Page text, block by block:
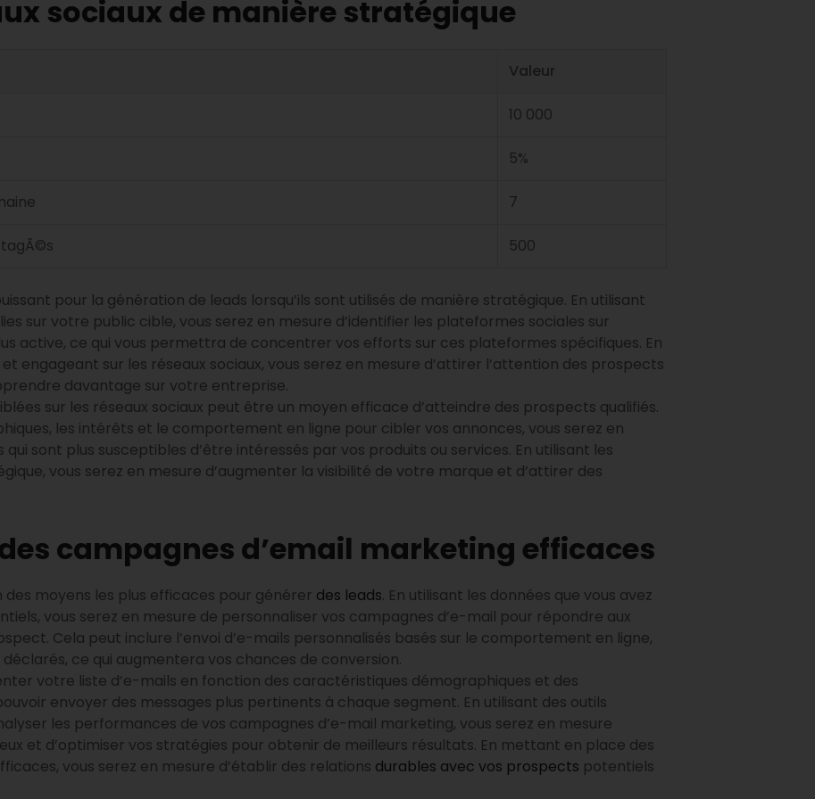
sociaux de manière stratégique
Valeur
10 000
5%
7
500
pour la génération de leads lorsqu’ils sont utilisés de manière stratégique. En utilisant
sur votre public cible, vous serez en mesure d’identifier les plateformes sociales sur
active, ce qui vous permettra de concentrer vos efforts sur ces plateformes spécifiques. En
engageant sur les réseaux sociaux, vous serez en mesure d’attirer l’attention des prospects
davantage sur votre entreprise.
sur les réseaux sociaux peut être un moyen efficace d’atteindre des prospects qualifiés.
les intérêts et le comportement en ligne pour cibler vos annonces, vous serez en
sont plus susceptibles d’être intéressés par vos produits ou services. En utilisant les
vous serez en mesure d’augmenter la visibilité de votre marque et d’attirer des
campagnes d’email marketing efficaces
moyens les plus efficaces pour générer des leads. En utilisant les données que vous avez
vous serez en mesure de personnaliser vos campagnes d’e-mail pour répondre aux
Cela peut inclure l’envoi d’e-mails personnalisés basés sur le comportement en ligne,
ce qui augmentera vos chances de conversion.
votre liste d’e-mails en fonction des caractéristiques démographiques et des
envoyer des messages plus pertinents à chaque segment. En utilisant des outils
les performances de vos campagnes d’e-mail marketing, vous serez en mesure
et d’optimiser vos stratégies pour obtenir de meilleurs résultats. En mettant en place des
vous serez en mesure d’établir des relations durables avec vos prospects potentiels